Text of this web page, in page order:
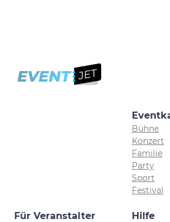
Bühne
Konzert
Familie
Party
Sport
Festival
Für Veranstalter Hilfe